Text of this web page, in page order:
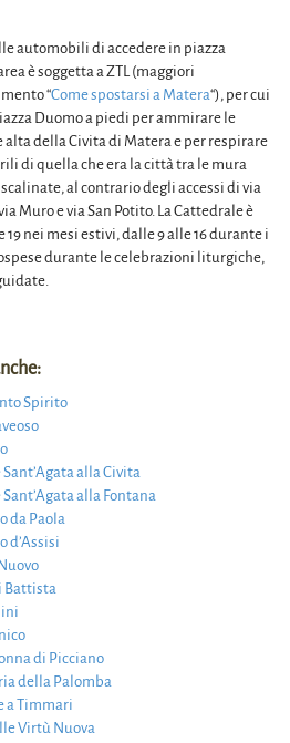
automobili di accedere in piazza
è soggetta a ZTL (maggiori
“Come spostarsi a Matera“), per cui
Duomo a piedi per ammirare le
della Civita di Matera e per respirare
di quella che era la città tra le mura
al contrario degli accessi di via
Muro e via San Potito. La Cattedrale è
nei mesi estivi, dalle 9 alle 16 durante i
durante le celebrazioni liturgiche,
Spirito
alla Civita
alla Fontana
da Paola
d’Assisi
Battista
di Picciano
della Palomba
a Timmari
Virtù Nuova